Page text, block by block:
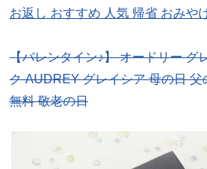
お返し おすすめ 人気 帰省 おみや
【バレンタイン♪】 オードリー グ
ク AUDREY グレイシア 母の日 父
無料 敬老の日